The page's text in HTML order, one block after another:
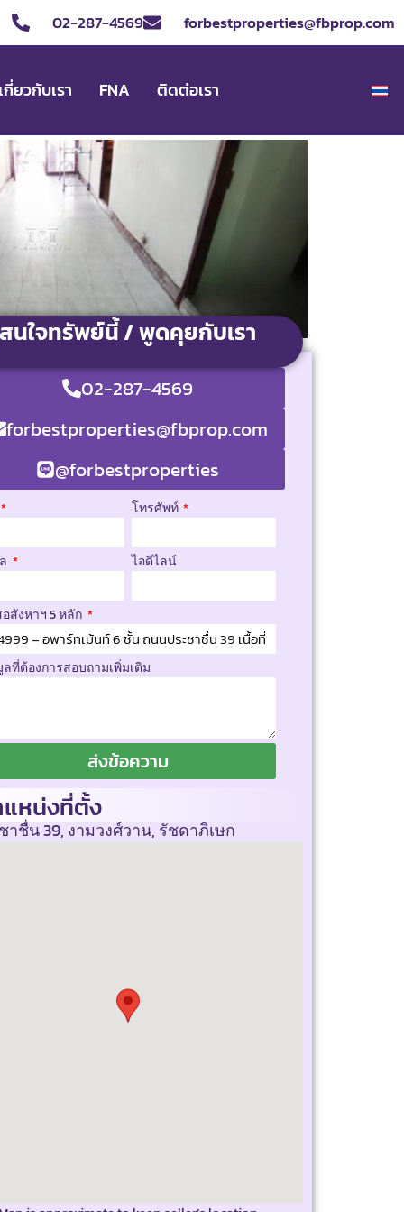
02-287-4569 forbestproperties@fbprop.com
เกี่ยวกับเรา FNA ติดต่อเรา
สนใจทรัพย์นี้ / พูดคุยกับเรา
02-287-4569
forbestproperties@fbprop.com
@forbestproperties
โทรศัพท์
ไอดีไลน์
สังหาฯ 5 หลัก
ที่ต้องการสอบถามเพิ่มเติม
ส่งข้อความ
หน่งที่ตั้ง
าชื่น 39, งามวงศ์วาน, รัชดาภิเษก